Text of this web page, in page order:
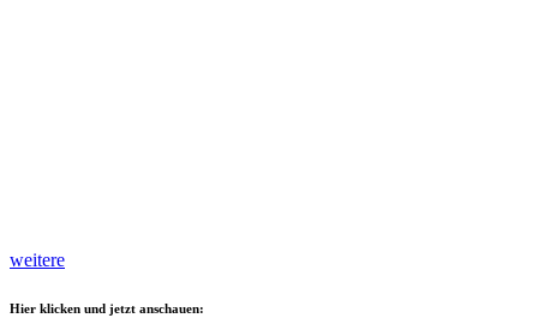
weitere
Hier klicken und jetzt anschauen: